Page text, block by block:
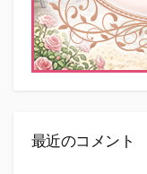
最近のコメント